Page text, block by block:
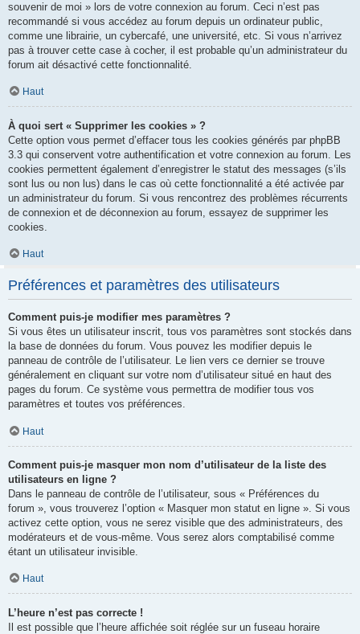
souvenir de moi » lors de votre connexion au forum. Ceci n’est pas
recommandé si vous accédez au forum depuis un ordinateur public,
comme une librairie, un cybercafé, une université, etc. Si vous n’arrivez
pas à trouver cette case à cocher, il est probable qu’un administrateur du
forum ait désactivé cette fonctionnalité.
Haut
À quoi sert « Supprimer les cookies » ?
Cette option vous permet d’effacer tous les cookies générés par phpBB
3.3 qui conservent votre authentification et votre connexion au forum. Les
cookies permettent également d’enregistrer le statut des messages (s’ils
sont lus ou non lus) dans le cas où cette fonctionnalité a été activée par
un administrateur du forum. Si vous rencontrez des problèmes récurrents
de connexion et de déconnexion au forum, essayez de supprimer les
cookies.
Haut
Préférences et paramètres des utilisateurs
Comment puis-je modifier mes paramètres ?
Si vous êtes un utilisateur inscrit, tous vos paramètres sont stockés dans
la base de données du forum. Vous pouvez les modifier depuis le
panneau de contrôle de l’utilisateur. Le lien vers ce dernier se trouve
généralement en cliquant sur votre nom d’utilisateur situé en haut des
pages du forum. Ce système vous permettra de modifier tous vos
paramètres et toutes vos préférences.
Haut
Comment puis-je masquer mon nom d’utilisateur de la liste des
utilisateurs en ligne ?
Dans le panneau de contrôle de l’utilisateur, sous « Préférences du
forum », vous trouverez l’option « Masquer mon statut en ligne ». Si vous
activez cette option, vous ne serez visible que des administrateurs, des
modérateurs et de vous-même. Vous serez alors comptabilisé comme
étant un utilisateur invisible.
Haut
L’heure n’est pas correcte !
Il est possible que l’heure affichée soit réglée sur un fuseau horaire